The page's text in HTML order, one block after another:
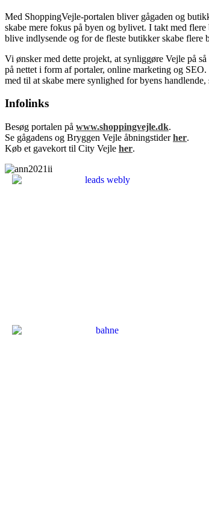
Med ShoppingVejle-portalen bliver gågaden og
skabe mere fokus på byen og bylivet. I takt med
blive indlysende og for de fleste butikker skabe flere
Vi ønsker med dette projekt, at synliggøre Vejle på
på nettet i form af portaler, online marketing og
med til at skabe mere synlighed for byens
Infolinks
Besøg portalen på www.shoppingvejle.dk.
Se gågadens og Bryggen Vejle åbningstiderher.
Køb et gavekort til City Vejle her.